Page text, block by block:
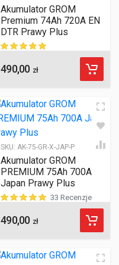
Akumulator GROM
Premium 74Ah 720A EN
DTR Prawy Plus
ocen klientów
490,00 zł
SKU: AK-75-GR-X-JAP-P
Akumulator GROM
PREMIUM 75Ah 700A
Japan Prawy Plus
ocen klientów
33 Recenzje
490,00 zł